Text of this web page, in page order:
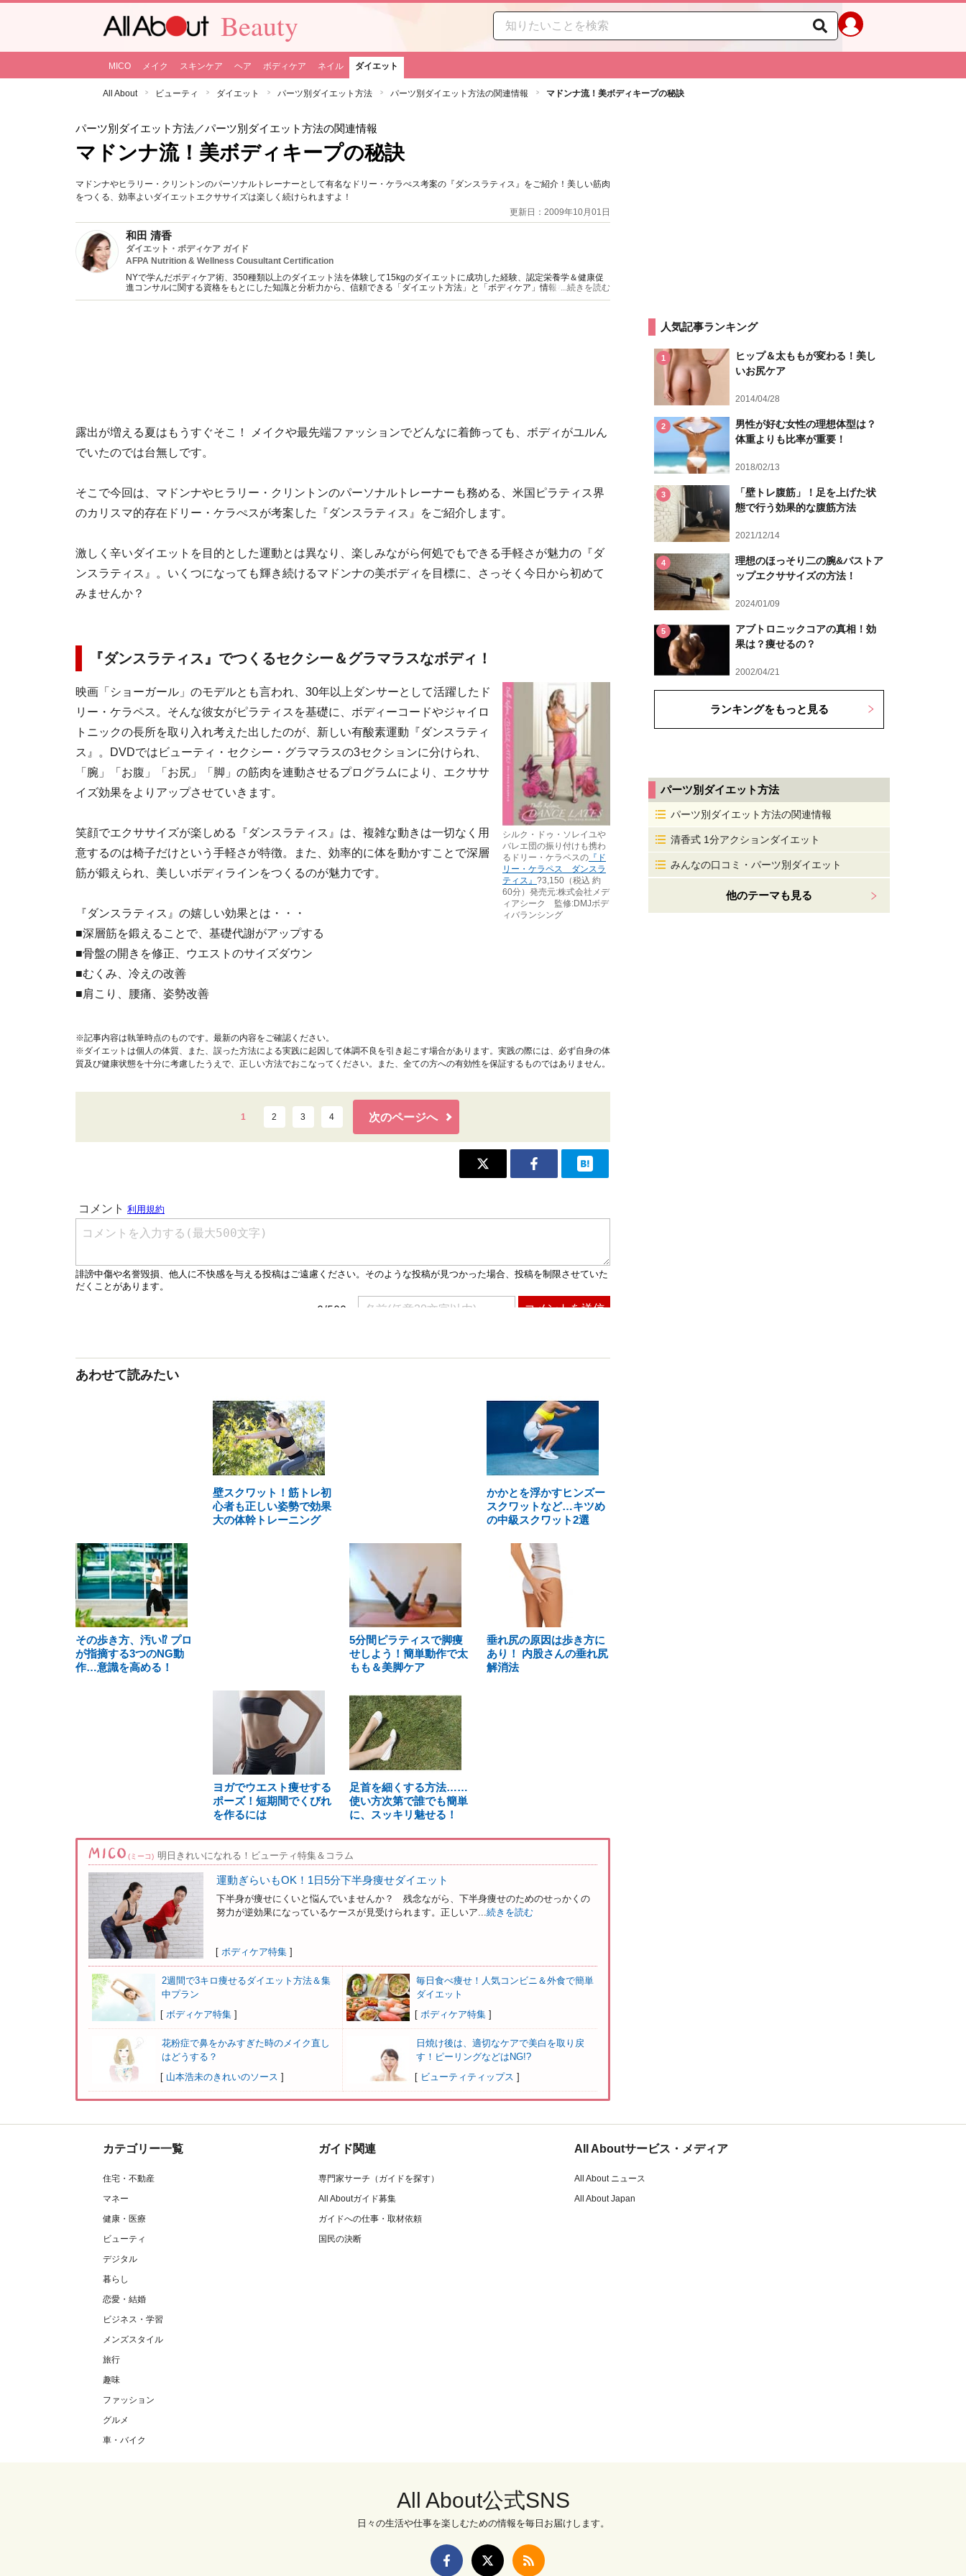
Beauty
MICO メイク スキンケア ヘア ボディケア ネイル ダイエット
All About ビューティ ダイエット パーツ別ダイエット方法 パーツ別ダイエット方法の関連情報 マドンナ流！美ボディキープの秘訣
パーツ別ダイエット方法／パーツ別ダイエット方法の関連情報
マドンナ流！美ボディキープの秘訣
マドンナやヒラリー・クリントンのパーソナルトレーナーとして有名なドリー・ケラぺス考案の『ダンスラティス』をご紹介！美しい筋肉
をつくる、効率よいダイエットエクササイズは楽しく続けられますよ！
更新日：2009年10月01日
和田 清香
ダイエット・ボディケア ガイド
AFPA Nutrition & Wellness Cousultant Certification
NYで学んだボディケア術、350種類以上のダイエット法を体験して15kgのダイエットに成功した経験、認定栄養学＆健康促
進コンサルに関する資格をもとにした知識と分析力から、信頼できる「ダイエット方法」と「ボディケア」情報を提供。
YouTube&インスタグラムでのダイエット動画も配信中（＊経歴にURL記載）。
...続きを読む
露出が増える夏はもうすぐそこ！ メイクや最先端ファッションでどんなに着飾っても、ボディがユルん
でいたのでは台無しです。
そこで今回は、マドンナやヒラリー・クリントンのパーソナルトレーナーも務める、米国ピラティス界
のカリスマ的存在ドリー・ケラぺスが考案した『ダンスラティス』をご紹介します。
激しく辛いダイエットを目的とした運動とは異なり、楽しみながら何処でもできる手軽さが魅力の『ダ
ンスラティス』。いくつになっても輝き続けるマドンナの美ボディを目標に、さっそく今日から初めて
みませんか？
『ダンスラティス』でつくるセクシー＆グラマラスなボディ！
シルク・ドゥ・ソレイユや
バレエ団の振り付けも携わ
るドリー・ケラペスの 『ド
リー・ケラペス ダンスラ
ティス』 ?3,150（税込 約
60分）発売元:株式会社メデ
ィアシーク 監修:DMJボデ
ィバランシング
映画「ショーガール」のモデルとも言われ、30年以上ダンサーとして活躍したド
リー・ケラペス。そんな彼女がピラティスを基礎に、ボディーコードやジャイロ
トニックの長所を取り入れ考えた出したのが、新しい有酸素運動『ダンスラティ
ス』。DVDではビューティ・セクシー・グラマラスの3セクションに分けられ、
「腕」「お腹」「お尻」「脚」の筋肉を連動させるプログラムにより、エクササ
イズ効果をよりアップさせていきます。
笑顔でエクササイズが楽しめる『ダンスラティス』は、複雑な動きは一切なく用
意するのは椅子だけという手軽さが特徴。また、効率的に体を動かすことで深層
筋が鍛えられ、美しいボディラインをつくるのが魅力です。
『ダンスラティス』の嬉しい効果とは・・・
■深層筋を鍛えることで、基礎代謝がアップする
■骨盤の開きを修正、ウエストのサイズダウン
■むくみ、冷えの改善
■肩こり、腰痛、姿勢改善
※記事内容は執筆時点のものです。最新の内容をご確認ください。
※ダイエットは個人の体質、また、誤った方法による実践に起因して体調不良を引き起こす場合があります。実践の際には、必ず自身の体
質及び健康状態を十分に考慮したうえで、正しい方法でおこなってください。また、全ての方への有効性を保証するものではありません。
1 2 3 4 次のページへ
あわせて読みたい
壁スクワット！筋トレ初
心者も正しい姿勢で効果
大の体幹トレーニング
かかとを浮かすヒンズー
スクワットなど…キツめ
の中級スクワット2選
その歩き方、汚い⁉ プロ
が指摘する3つのNG動
作…意識を高める！
5分間ピラティスで脚痩
せしよう！簡単動作で太
もも＆美脚ケア
垂れ尻の原因は歩き方に
あり！ 内股さんの垂れ尻
解消法
ヨガでウエスト痩せする
ポーズ！短期間でくびれ
を作るには
足首を細くする方法……
使い方次第で誰でも簡単
に、スッキリ魅せる！
(ミーコ) 明日きれいになれる！ビューティ特集＆コラム
運動ぎらいもOK！1日5分下半身痩せダイエット
下半身が痩せにくいと悩んでいませんか？ 残念ながら、下半身痩せのためのせっかくの
努力が逆効果になっているケースが見受けられます。正しいア...続きを読む
[ ボディケア特集 ]
2週間で3キロ痩せるダイエット方法＆集
中プラン
[ ボディケア特集 ]
毎日食べ痩せ！人気コンビニ＆外食で簡単
ダイエット
[ ボディケア特集 ]
花粉症で鼻をかみすぎた時のメイク直し
はどうする？
[ 山本浩未のきれいのソース ]
日焼け後は、適切なケアで美白を取り戻
す！ピーリングなどはNG!?
[ ビューティティップス ]
人気記事ランキング
1
ヒップ＆太ももが変わる！美し
いお尻ケア
2014/04/28
2
男性が好む女性の理想体型は？
体重よりも比率が重要！
2018/02/13
3
「壁トレ腹筋」！足を上げた状
態で行う効果的な腹筋方法
2021/12/14
4
理想のほっそり二の腕&バストア
ップエクササイズの方法！
2024/01/09
5
アブトロニックコアの真相！効
果は？痩せるの？
2002/04/21
ランキングをもっと見る
パーツ別ダイエット方法
パーツ別ダイエット方法の関連情報
清香式 1分アクションダイエット
みんなの口コミ・パーツ別ダイエット
他のテーマも見る
カテゴリー一覧
住宅・不動産
マネー
健康・医療
ビューティ
デジタル
暮らし
恋愛・結婚
ビジネス・学習
メンズスタイル
旅行
趣味
ファッション
グルメ
車・バイク
ガイド関連
専門家サーチ（ガイドを探す）
All Aboutガイド募集
ガイドへの仕事・取材依頼
国民の決断
All Aboutサービス・メディア
All About ニュース
All About Japan
All About公式SNS
日々の生活や仕事を楽しむための情報を毎日お届けします。